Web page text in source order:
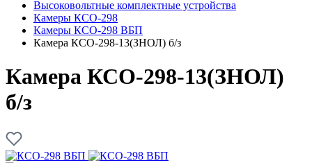
Высоковольтные комплектные устройства
Камеры КСО-298
Камеры КСО-298 ВБП
Камера КСО-298-13(ЗНОЛ) б/з
Камера КСО-298-13(ЗНОЛ)
б/з